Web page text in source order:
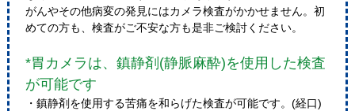
がんやその他病変の発見にはカメラ検査がかかせません。初
めての方も、検査がご不安な方も是非ご検討ください。
*胃カメラは、鎮静剤(静脈麻酔)を使用した検査
が可能です
・鎮静剤を使用する苦痛を和らげた検査が可能です。(経口)